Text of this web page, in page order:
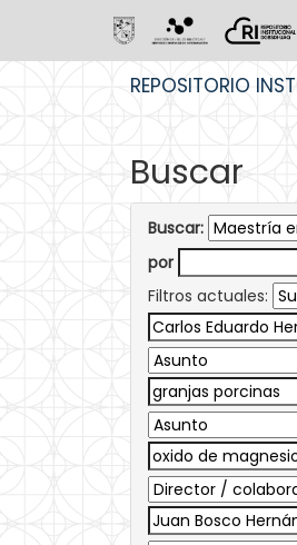
REPOSITORIO
Buscar
Buscar:
por
Filtros actuales: